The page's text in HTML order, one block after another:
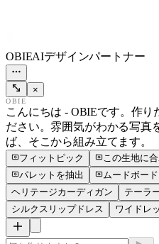
OBIEAIデザインパートナー
×
OBIE
こんにちは - OBIEです。作り
ださい。雰囲気がわかる写真
ば、そこから組み立てます。
フィットピック
この生地に
パレットを抽出
ムードボー
ヘリテージカーディガン
テーラ
シルクスリップドレス
ワイドレ